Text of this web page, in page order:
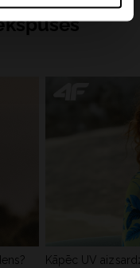
var atrast
Kāpēc UV